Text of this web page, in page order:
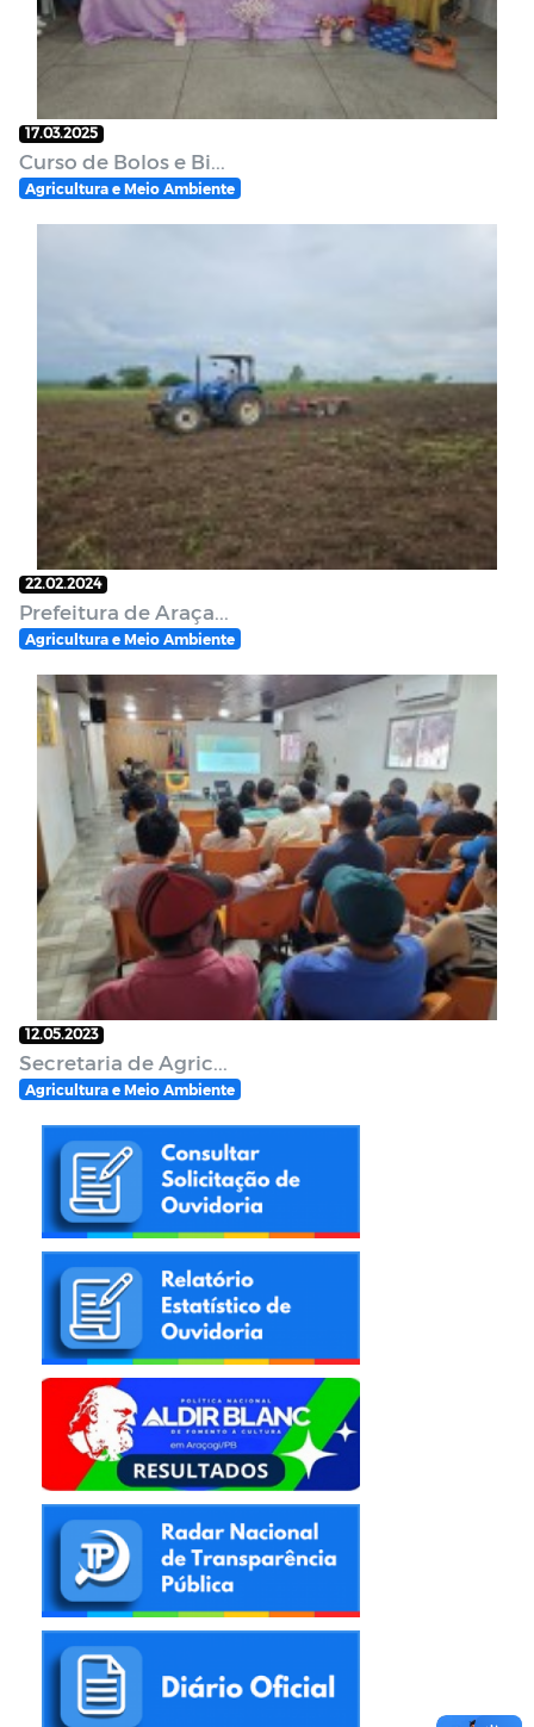
17.03.2025
Curso de Bolos e Bi...
Agricultura e Meio Ambiente
22.02.2024
Prefeitura de Araça...
Agricultura e Meio Ambiente
12.05.2023
Secretaria de Agric...
Agricultura e Meio Ambiente